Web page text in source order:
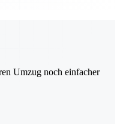
Umzug noch einfacher